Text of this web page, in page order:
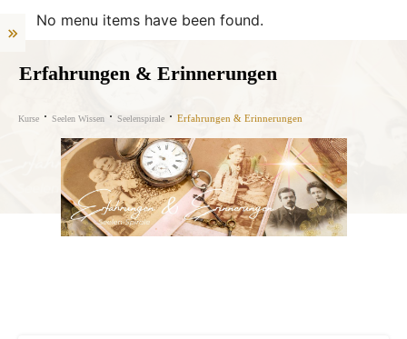
No menu items have been found.
Erfahrungen & Erinnerungen
Kurse Seelen Wissen Seelenspirale Erfahrungen & Erinnerungen